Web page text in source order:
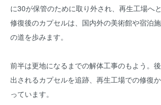
に30が保管のために取り外され、再生工場へ
修復後のカプセルは、国内外の美術館や宿泊
の道を歩みます。
前半は更地になるまでの解体工事のもよう。
出されるカプセルを追跡、再生工場での修復
っています。